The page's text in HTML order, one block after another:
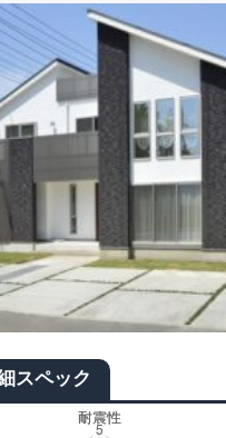
スペック